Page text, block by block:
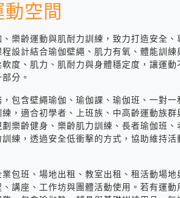
空間
樂齡運動與肌耐力訓練，致力打造安全、
設計結合瑜伽壁繩、肌力有氧、體能訓練
度、肌力、肌耐力與身體穩定度，讓運動
分。
包含壁繩瑜伽、瑜伽課、瑜伽班、一對一
，適合初學者、上班族、中高齡運動族群
樂齡健身、樂齡肌力訓練、長者瑜伽班、
練，透過安全低衝擊的方式，協助維持活
包班、場地出租、教室出租、租活動場地
講座、工作坊與團體活動使用。若有運動